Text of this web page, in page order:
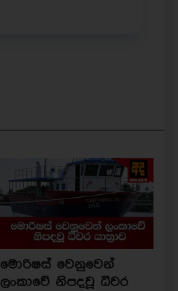
මොරිෂස් වෙනුවෙන්
ලංකාවේ නිපදවූ ධීවර